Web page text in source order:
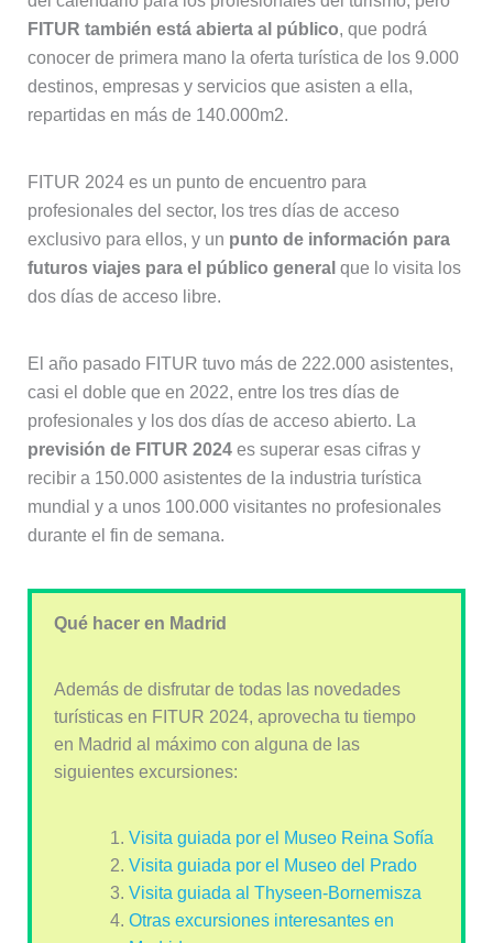
FITUR también está abierta al público, que podrá
conocer de primera mano la oferta turística de los 9.000
destinos, empresas y servicios que asisten a ella,
repartidas en más de 140.000m2.
FITUR 2024 es un punto de encuentro para
profesionales del sector, los tres días de acceso
exclusivo para ellos, y un punto de información para
futuros viajes para el público general que lo visita los
dos días de acceso libre.
El año pasado FITUR tuvo más de 222.000 asistentes,
casi el doble que en 2022, entre los tres días de
profesionales y los dos días de acceso abierto. La
previsión de FITUR 2024es superar esas cifras y
recibir a 150.000 asistentes de la industria turística
mundial y a unos 100.000 visitantes no profesionales
durante el fin de semana.
Qué hacer en Madrid
Además de disfrutar de todas las novedades
turísticas en FITUR 2024, aprovecha tu tiempo
en Madrid al máximo con alguna de las
siguientes excursiones:
Visita guiada por el Museo Reina Sofía
Visita guiada por el Museo del Prado
Visita guiada al Thyseen-Bornemisza
Otras excursiones interesantes en